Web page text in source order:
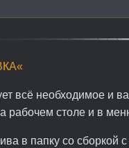
всё необходимое и
рабочем столе и в
в папку со сборкой